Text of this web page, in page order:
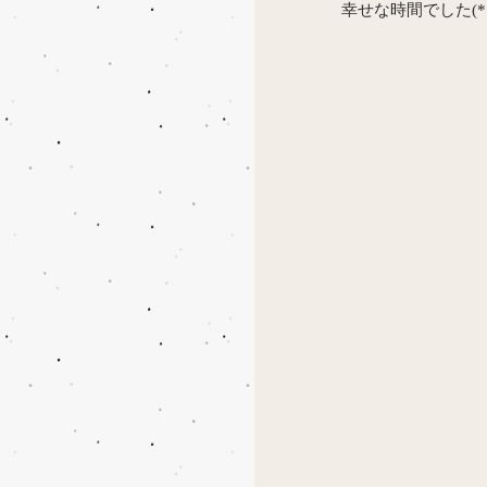
幸せな時間でした